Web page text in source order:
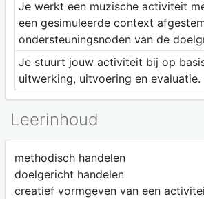
Je werkt een muzische activiteit
een gesimuleerde context
ondersteuningsnoden van de
Je stuurt jouw activiteit bij op
uitwerking, uitvoering en evaluatie.
Leerinhoud
methodisch handelen
doelgericht handelen
creatief vormgeven van een